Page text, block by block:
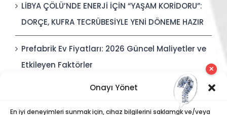
Onayı Yönet
En iyi deneyimleri sunmak için, cihaz bilgilerini saklamak ve/veya
LİBYA ÇÖLÜ’NDE ENERJİ İÇİN “YAŞAM KORİDORU”:
DORÇE, KUFRA TECRÜBESİYLE YENİ DÖNEME HAZIR
Prefabrik Ev Fiyatları: 2026 Güncel Maliyetler ve
Etkileyen Faktörler
Polis Karakolları: Güvenli, Entegre ve Hızlı İnşa
Edilebilir Kamu Güvenliği Yapıları
✕